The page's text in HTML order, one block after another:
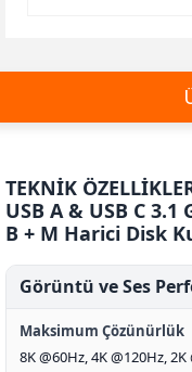
TEKNİK
USB A & USB C 3.1
B + M Harici Disk
Görüntü ve Ses
Maksimum Çözünürlük
8K @60Hz, 4K @120Hz, 2K